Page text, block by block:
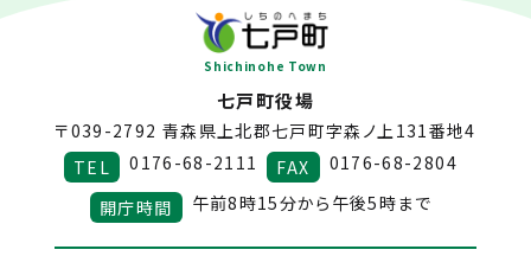
Shichinohe Town
七戸町役場
〒039-2792 青森県上北郡七戸町字森ノ上131番地4
TEL
0176-68-2111 FAX
0176-68-2804
開庁時間
午前8時15分から午後5時まで